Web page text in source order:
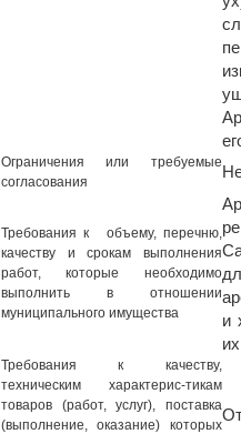
Ограничения или требуемые
согласования
Требования к объему, перечню,
качеству и срокам выполнения
работ, которые необходимо
выполнить в отношении
муниципального имущества
и
Требования к качеству,
техническим характерис-тикам
товаров (работ, услуг), поставка
(выполнение, оказание) которых